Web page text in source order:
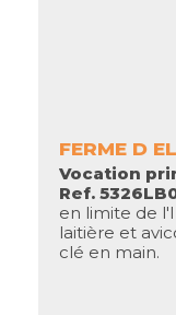
FERME D
Vocation
Ref.
en limite de
laitière et
clé en main.